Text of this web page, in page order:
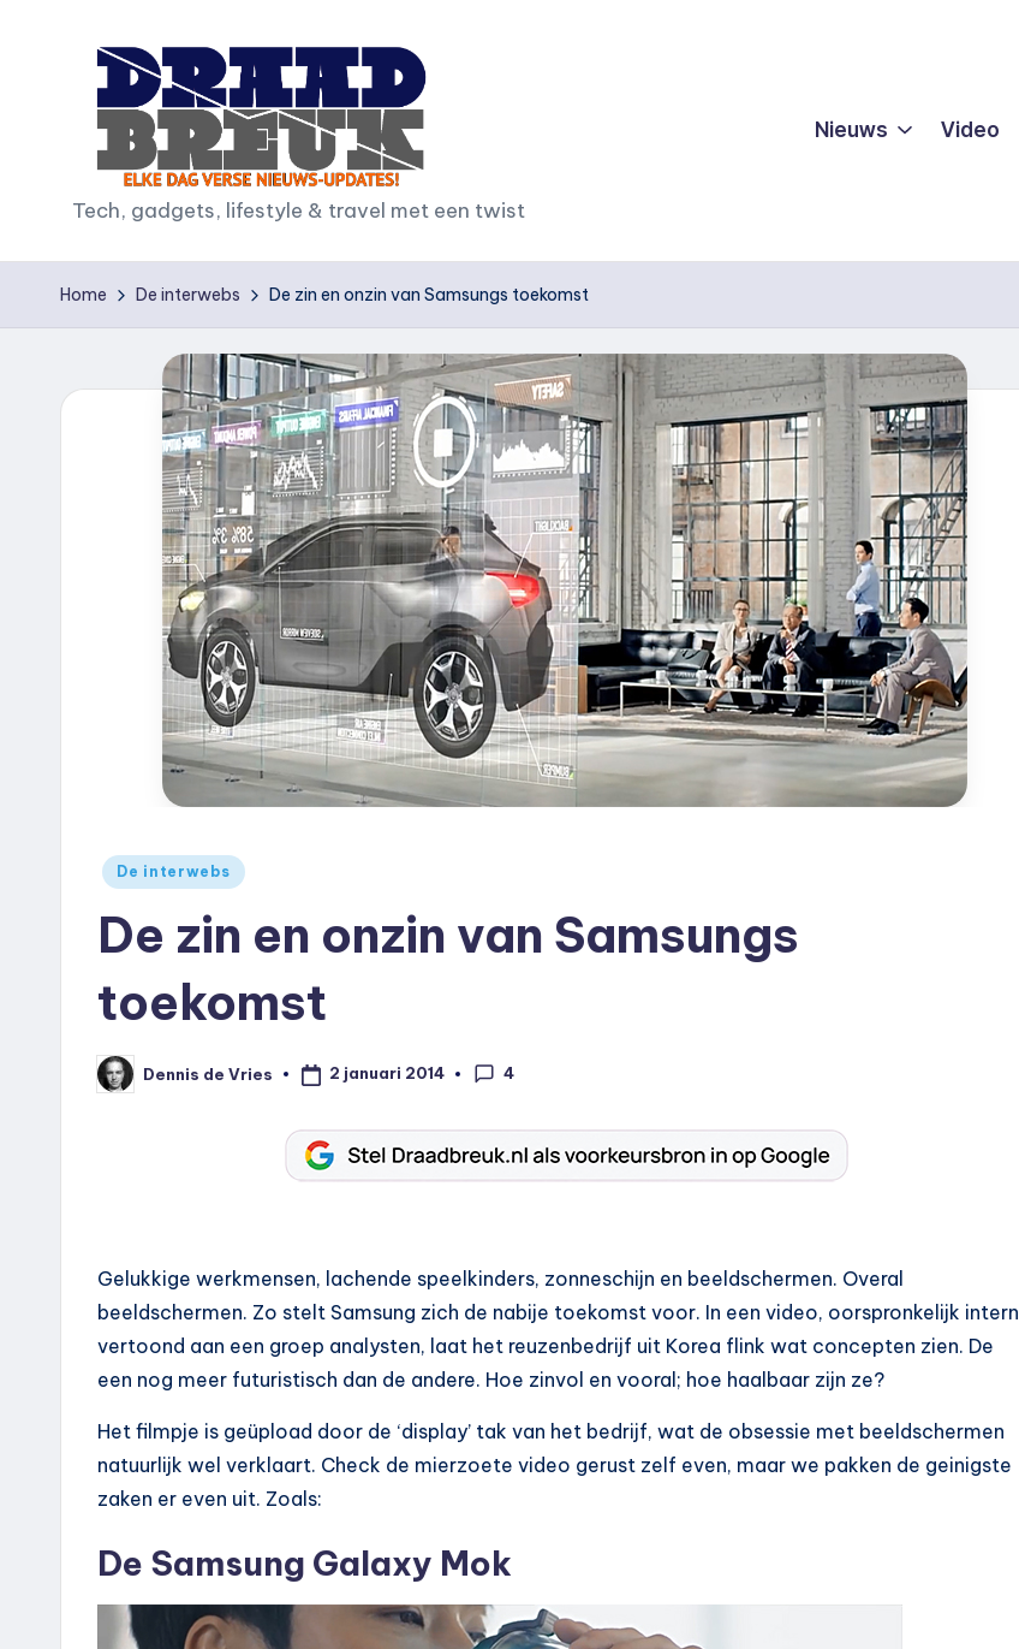
D
r
a
Tech, gadgets, lifestyle & travel met een twist
Nieuws Video
Home De interwebs De zin en onzin van Samsungs toekomst
Geplaatst
De interwebs
De zin en onzin van Samsungs
toekomst
Geplaatst
door
Dennis de Vries 2 januari 2014 4
Gelukkige werkmensen, lachende speelkinders, zonneschijn en beeldschermen. Overal
beeldschermen. Zo stelt Samsung zich de nabije toekomst voor. In een video, oorspronkelijk intern
vertoond aan een groep analysten, laat het reuzenbedrijf uit Korea flink wat concepten zien. De
een nog meer futuristisch dan de andere. Hoe zinvol en vooral; hoe haalbaar zijn ze?
Het filmpje is geüpload door de ‘display’ tak van het bedrijf, wat de obsessie met beeldschermen
natuurlijk wel verklaart. Check de mierzoete video gerust zelf even, maar we pakken de geinigste
zaken er even uit. Zoals:
De Samsung Galaxy Mok